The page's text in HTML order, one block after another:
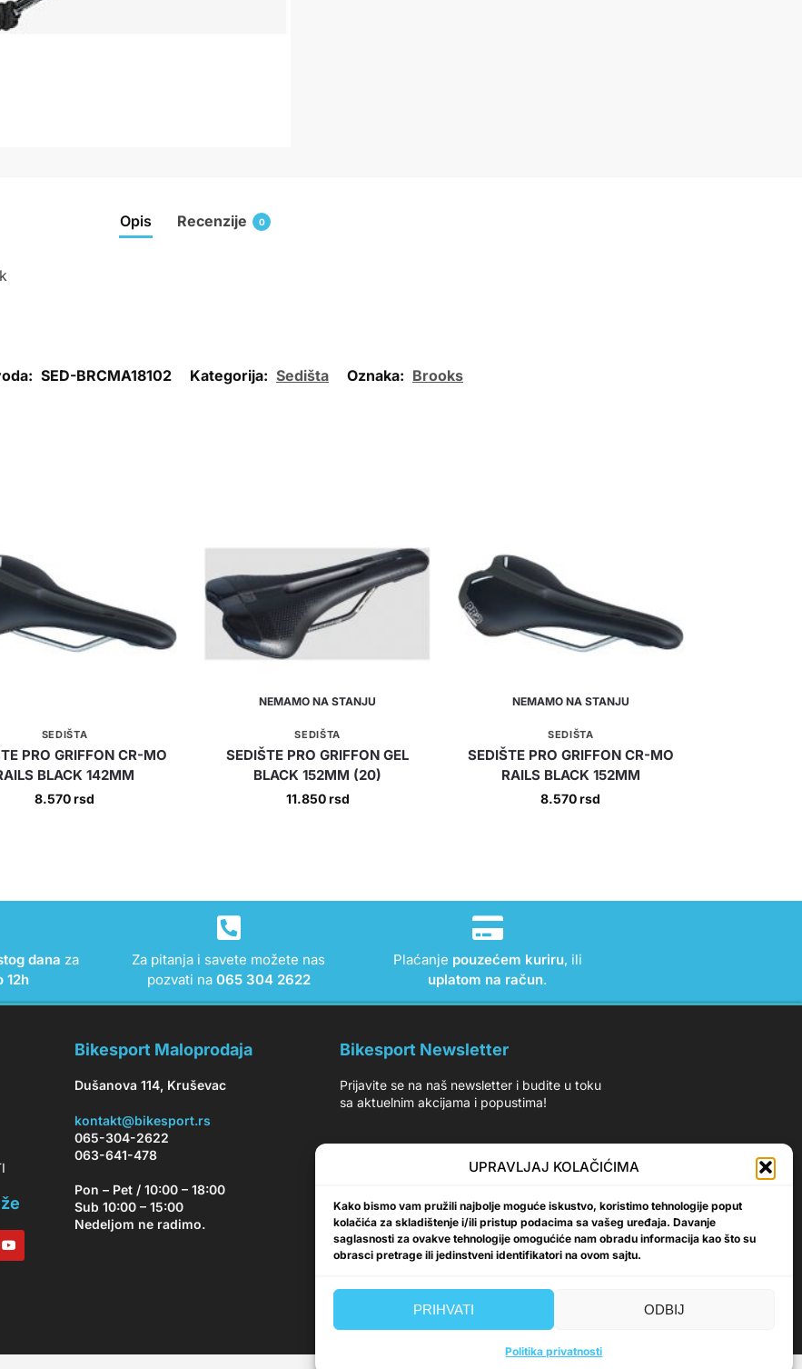
UPRAVLJAJ KOLAČIĆIMA
Kako bismo vam pružili najbolje moguće iskustvo, koristimo tehnologije poput
kolačića za skladištenje i/ili pristup podacima sa vašeg uređaja. Davanje
saglasnosti za ovakve tehnologije omogućiće nam obradu informacija kao što su
obrasci pretrage ili jedinstveni identifikatori na ovom sajtu.
PRIHVATI ODBIJ
Politika privatnosti
Opis Recenzije 0
SED-BRCMA18102 Kategorija: Sedišta Oznaka: Brooks
SEDIŠTA
PRO GRIFFON CR-MO
BLACK 142MM
8.570rsd
NEMAMO NA STANJU
SEDIŠTA
SEDIŠTE PRO GRIFFON GEL
BLACK 152MM (20)
11.850rsd
NEMAMO NA STANJU
SEDIŠTA
SEDIŠTE PRO GRIFFON CR-MO
RAILS BLACK 152MM
8.570rsd
dana za
12h
Za pitanja i savete možete nas
pozvati na 065 304 2622
Plaćanje pouzećem kuriru, ili
uplatom na račun.
Bikesport Maloprodaja
Dušanova 114, Kruševac
kontakt@bikesport.rs
065-304-2622
063-641-478
Pon – Pet / 10:00 – 18:00
Sub 10:00 – 15:00
Nedeljom ne radimo.
Bikesport Newsletter
Prijavite se na naš newsletter i budite u toku
sa aktuelnim akcijama i popustima!
Prijavi se